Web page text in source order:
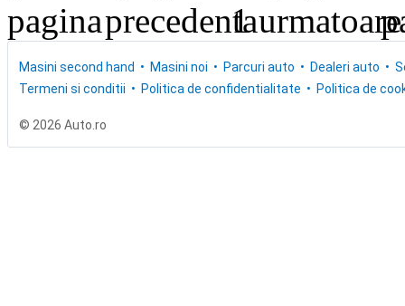
1
Masini second hand Masini noi Parcuri auto Dealeri auto
Termeni si conditii
Politica de confidentialitate Politica de
© 2026 Auto.ro